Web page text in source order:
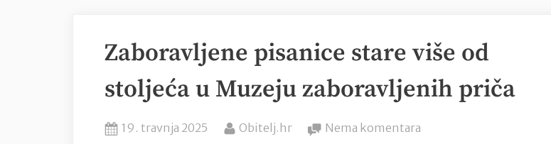
Zaboravljene pisanice stare više od
stoljeća u Muzeju zaboravljenih priča
Posted
19. travnja 2025 By
Obitelj.hr Nema komentara